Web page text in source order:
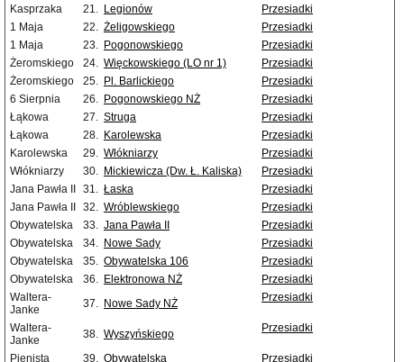
Kasprzaka
21. Legionów
Przesiadki
1 Maja
22. Żeligowskiego
Przesiadki
1 Maja
23. Pogonowskiego
Przesiadki
Żeromskiego
24. Więckowskiego (LO nr 1)
Przesiadki
Żeromskiego
25. Pl. Barlickiego
Przesiadki
6 Sierpnia
26. Pogonowskiego NŻ
Przesiadki
Łąkowa
27. Struga
Przesiadki
Łąkowa
28. Karolewska
Przesiadki
Karolewska
29. Włókniarzy
Przesiadki
Włókniarzy
30. Mickiewicza (Dw. Ł. Kaliska)
Przesiadki
Jana Pawła II
31. Łaska
Przesiadki
Jana Pawła II
32. Wróblewskiego
Przesiadki
Obywatelska
33. Jana Pawła II
Przesiadki
Obywatelska
34. Nowe Sady
Przesiadki
Obywatelska
35. Obywatelska 106
Przesiadki
Obywatelska
36. Elektronowa NŻ
Przesiadki
Waltera-
Janke
37. Nowe Sady NŻ Przesiadki
Waltera-
Janke
38. Wyszyńskiego Przesiadki
Pienista 39. Obywatelska
Przesiadki